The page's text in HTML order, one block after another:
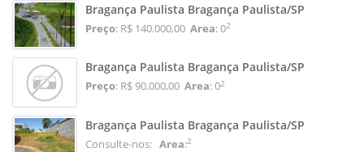
Bragança Paulista Bragança Paulista/SP
Preço: R$ 140.000,00 Area: 02
Bragança Paulista Bragança Paulista/SP
Preço: R$ 90.000,00 Area: 02
Bragança Paulista Bragança Paulista/SP
Consulte-nos: Area:2